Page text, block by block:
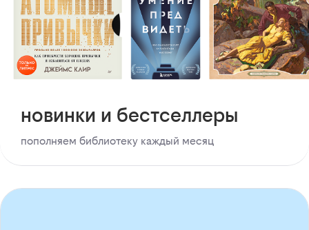
новинки и бестселлеры
пополняем библиотеку каждый месяц